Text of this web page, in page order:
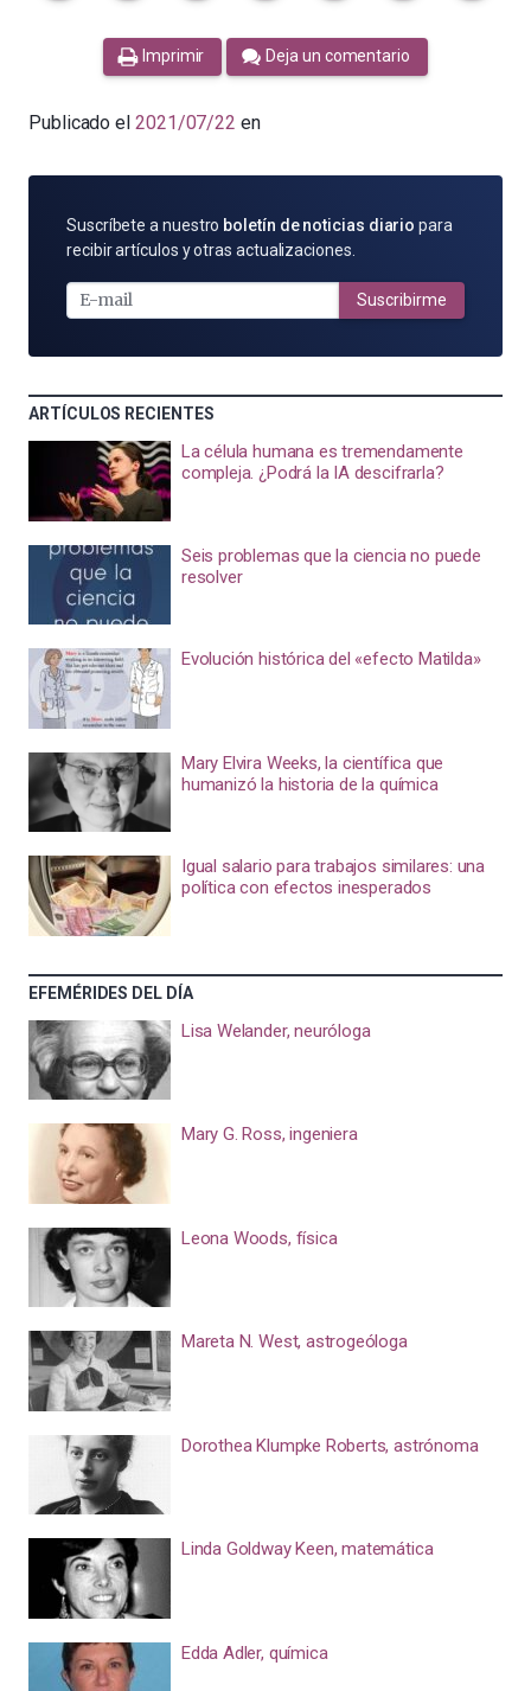
Imprimir Deja un comentario
Publicado el 2021/07/22 en
SUSCRÍBETE
POR
MAIL
Suscríbete a nuestro boletín de noticias diario para
recibir artículos y otras actualizaciones.
Suscribirme
ARTÍCULOS RECIENTES
La célula humana es tremendamente
compleja. ¿Podrá la IA descifrarla?
Seis problemas que la ciencia no puede
resolver
Evolución histórica del «efecto Matilda»
Mary Elvira Weeks, la científica que
humanizó la historia de la química
Igual salario para trabajos similares: una
política con efectos inesperados
EFEMÉRIDES DEL DÍA
Lisa Welander, neuróloga
Mary G. Ross, ingeniera
Leona Woods, física
Mareta N. West, astrogeóloga
Dorothea Klumpke Roberts, astrónoma
Linda Goldway Keen, matemática
Edda Adler, química